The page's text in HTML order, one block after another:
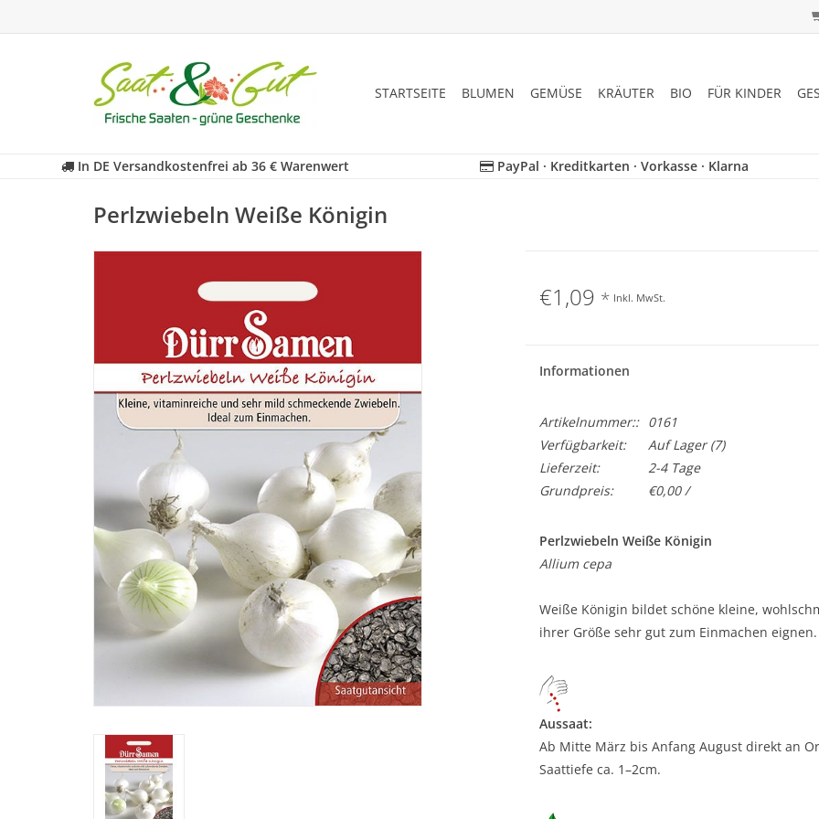
STARTSEITE BLUMEN GEMÜSE KRÄUTER BIO FÜR KINDER
In DE Versandkostenfrei ab 36 € Warenwert PayPal · Kreditkarten · Vorkasse · Klarna
Perlzwiebeln Weiße Königin
€1,09 * Inkl. MwSt.
Informationen
Artikelnummer::
0161
Verfügbarkeit:
Auf Lager(7)
Lieferzeit:
2-4 Tage
Grundpreis:
€0,00 /
Perlzwiebeln Weiße Königin
Allium cepa
Weiße Königin bildet schöne kleine,
ihrer Größe sehr gut zum Einmachen eignen.
Aussaat:
Ab Mitte März bis Anfang August direkt an
Saattiefe ca. 1–2cm.